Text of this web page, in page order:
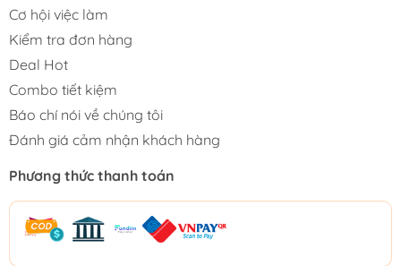
Cơ hội việc làm
Kiểm tra đơn hàng
Deal Hot
Combo tiết kiệm
Báo chí nói về chúng tôi
Đánh giá cảm nhận khách hàng
Phương thức thanh toán